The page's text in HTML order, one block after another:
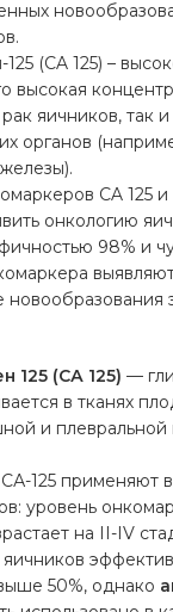
(CA 125) –
высокая
рак яичников, так
органов
CA 125 и
онкологию
98% и
новообразования
125 (СА 125) —
в тканях
и плевральной
125 применяют
уровень
на II-IV
50%, однако